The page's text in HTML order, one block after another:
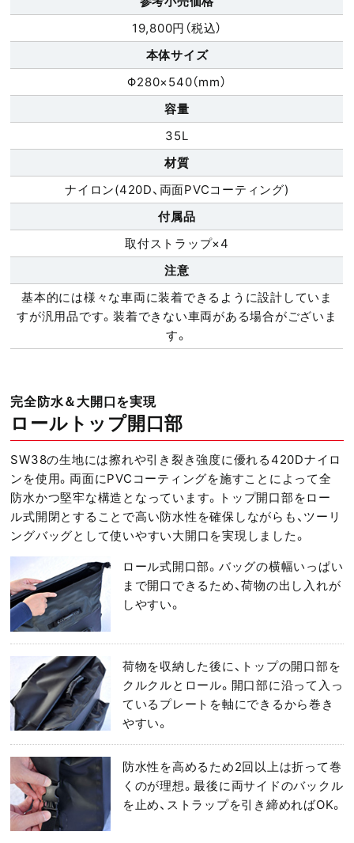
19,800円（税込）
本体サイズ
Φ280×540（mm）
容量
35L
材質
ナイロン(420D、両面PVCコーティング)
付属品
取付ストラップ×4
注意
基本的には様々な車両に装着できるように設計していま
すが汎用品です。装着できない車両がある場合がございま
す。
完全防水＆大開口を実現
ロールトップ開口部
SW38の生地には擦れや引き裂き強度に優れる420Dナイロ
ンを使用。両面にPVCコーティングを施すことによって全
防水かつ堅牢な構造となっています。トップ開口部をロー
ル式開閉とすることで高い防水性を確保しながらも、ツーリ
ングバッグとして使いやすい大開口を実現しました。
ロール式開口部。バッグの横幅いっぱい
まで開口できるため、荷物の出し入れが
しやすい。
荷物を収納した後に、トップの開口部を
クルクルとロール。開口部に沿って入っ
ているプレートを軸にできるから巻き
やすい。
防水性を高めるため2回以上は折って巻
くのが理想。最後に両サイドのバックル
を止め、ストラップを引き締めればOK。